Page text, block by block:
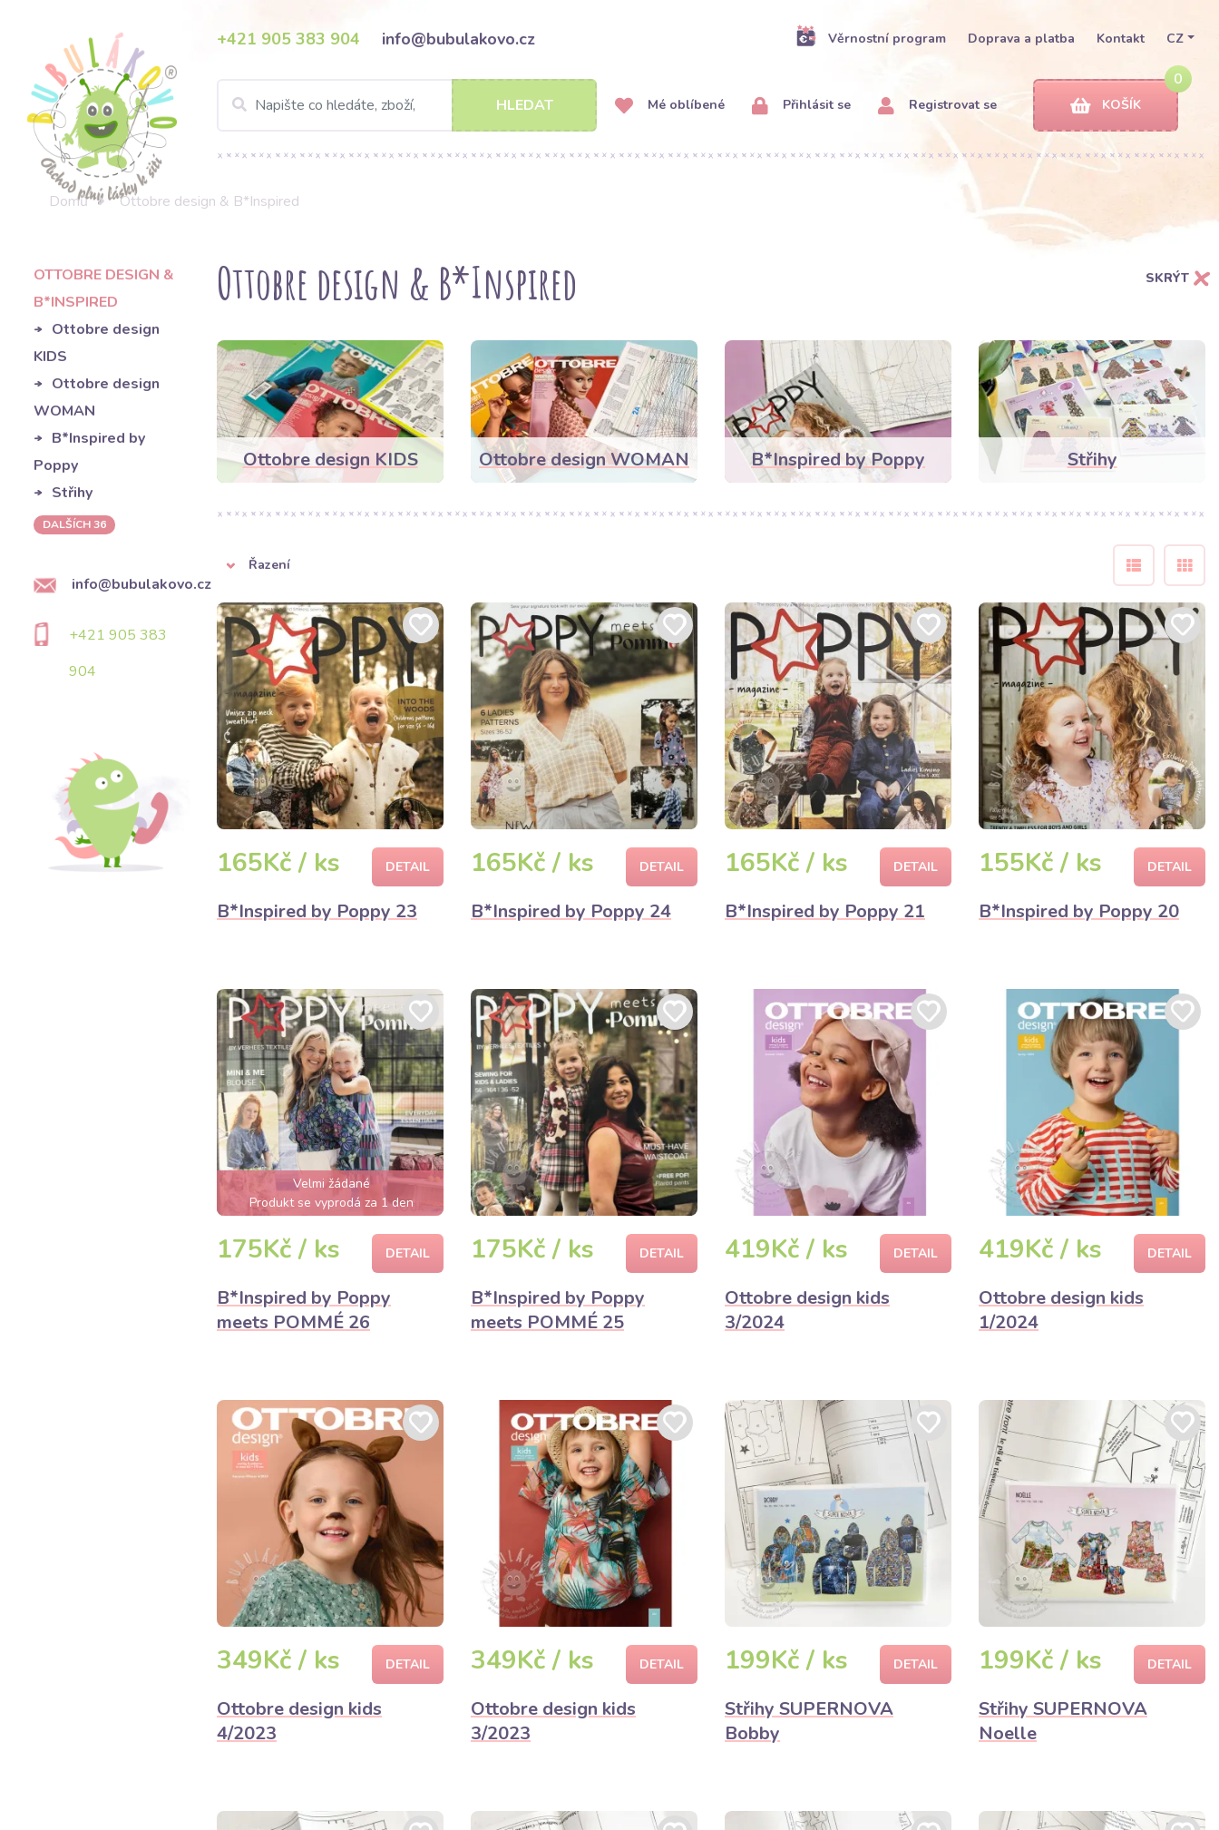
+421 905 383 904 info@bubulakovo.cz Věrnostní program Doprava a platba Kontakt CZ
HLEDAT Mé oblíbené Přihlásit se Registrovat se
0
KOŠÍK
Domů Ottobre design & B*Inspired
OTTOBRE DESIGN &
B*INSPIRED
Ottobre design
KIDS
Ottobre design
WOMAN
B*Inspired by
Poppy
Střihy
DALŠÍCH 36
info@bubulakovo.cz
+421 905 383
904
Ottobre design & B*Inspired SKRÝT
Ottobre design KIDS Ottobre design WOMAN B*Inspired by Poppy Střihy
Řazení
165Kč / ks DETAIL
B*Inspired by Poppy 23
165Kč / ks DETAIL
B*Inspired by Poppy 24
165Kč / ks DETAIL
B*Inspired by Poppy 21
155Kč / ks DETAIL
B*Inspired by Poppy 20
Velmi žádané
Produkt se vyprodá za 1 den
175Kč / ks DETAIL
B*Inspired by Poppy
meets POMMÉ 26
175Kč / ks DETAIL
B*Inspired by Poppy
meets POMMÉ 25
419Kč / ks DETAIL
Ottobre design kids
3/2024
419Kč / ks DETAIL
Ottobre design kids
1/2024
349Kč / ks DETAIL
Ottobre design kids
4/2023
349Kč / ks DETAIL
Ottobre design kids
3/2023
199Kč / ks DETAIL
Střihy SUPERNOVA
Bobby
199Kč / ks DETAIL
Střihy SUPERNOVA
Noelle